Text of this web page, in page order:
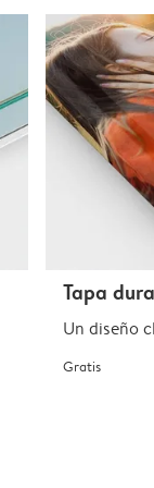
Tapa dura
Un diseño
Gratis